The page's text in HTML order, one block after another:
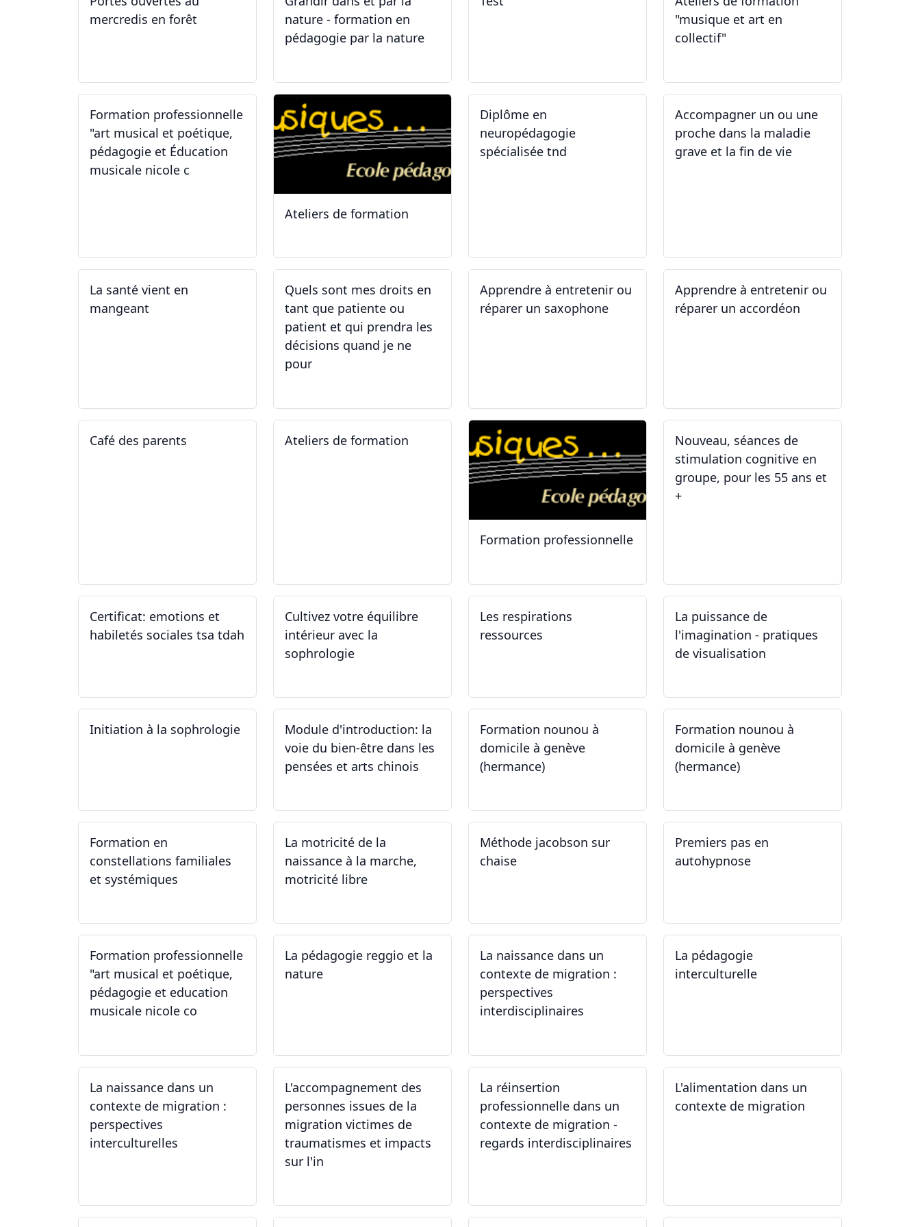
mercredis en forêt
nature - formation en
pédagogie par la nature
"musique et art en
collectif"
Formation professionnelle
"art musical et poétique,
pédagogie et Éducation
musicale nicole c
Ateliers de formation
Diplôme en
neuropédagogie
spécialisée tnd
Accompagner un ou une
proche dans la maladie
grave et la fin de vie
La santé vient en
mangeant
Quels sont mes droits en
tant que patiente ou
patient et qui prendra les
décisions quand je ne
pour
Apprendre à entretenir ou
réparer un saxophone
Apprendre à entretenir ou
réparer un accordéon
Café des parents Ateliers de formation
Formation professionnelle
Nouveau, séances de
stimulation cognitive en
groupe, pour les 55 ans et
+
Certificat: emotions et
habiletés sociales tsa tdah
Cultivez votre équilibre
intérieur avec la
sophrologie
Les respirations
ressources
La puissance de
l'imagination - pratiques
de visualisation
Initiation à la sophrologie
Module d'introduction: la
voie du bien-être dans les
pensées et arts chinois
Formation nounou à
domicile à genève
(hermance)
Formation nounou à
domicile à genève
(hermance)
Formation en
constellations familiales
et systémiques
La motricité de la
naissance à la marche,
motricité libre
Méthode jacobson sur
chaise
Premiers pas en
autohypnose
Formation professionnelle
"art musical et poétique,
pédagogie et education
musicale nicole co
La pédagogie reggio et la
nature
La naissance dans un
contexte de migration :
perspectives
interdisciplinaires
La pédagogie
interculturelle
La naissance dans un
contexte de migration :
perspectives
interculturelles
L'accompagnement des
personnes issues de la
migration victimes de
traumatismes et impacts
sur l'in
La réinsertion
professionnelle dans un
contexte de migration -
regards interdisciplinaires
L'alimentation dans un
contexte de migration